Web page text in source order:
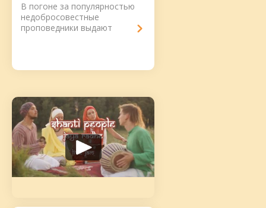
В погоне за популярностью
недобросовестные
проповедники выдают
деградируют....